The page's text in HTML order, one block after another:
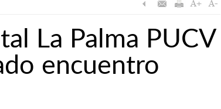
La Palma PUCV
encuentro